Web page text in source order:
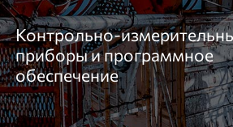
Контрольно-
приборы и программное
обеспечение